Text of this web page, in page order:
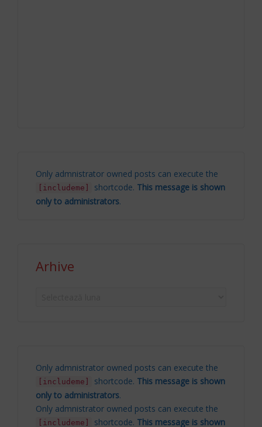
Only admnistrator owned posts can execute the
[includeme] shortcode. This message is shown
only to administrators.
Arhive
Only admnistrator owned posts can execute the
[includeme] shortcode. This message is shown
only to administrators.
Only admnistrator owned posts can execute the
[includeme] shortcode. This message is shown